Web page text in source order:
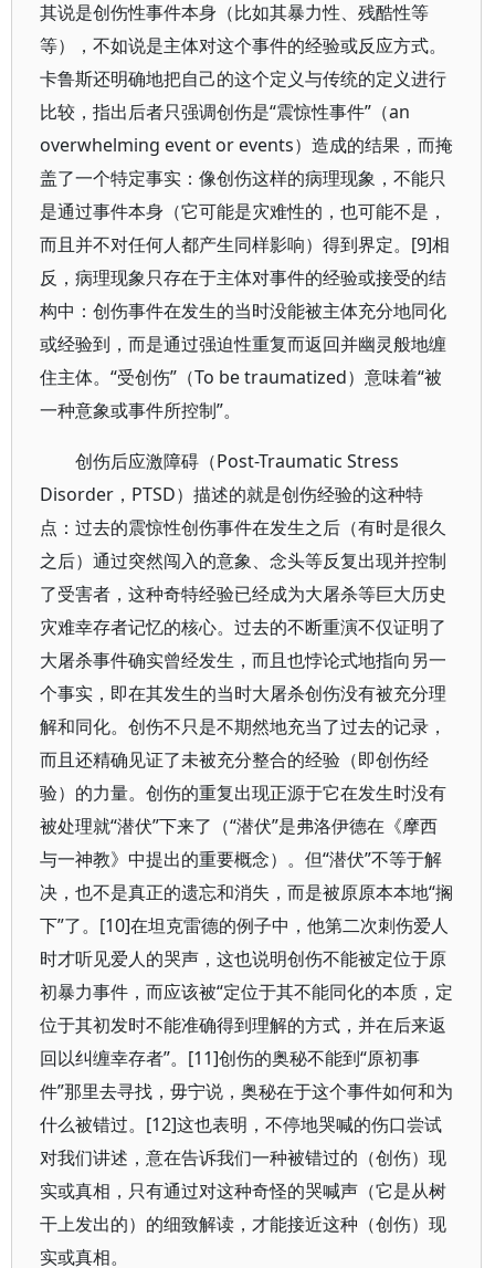
其说是创伤性事件本身（比如其暴力性、残酷性等
等），不如说是主体对这个事件的经验或反应方式。
卡鲁斯还明确地把自己的这个定义与传统的定义进行
比较，指出后者只强调创伤是“震惊性事件”（an
overwhelming event or events）造成的结果，而掩
盖了一个特定事实：像创伤这样的病理现象，不能只
是通过事件本身（它可能是灾难性的，也可能不是，
而且并不对任何人都产生同样影响）得到界定。[9]相
反，病理现象只存在于主体对事件的经验或接受的结
构中：创伤事件在发生的当时没能被主体充分地同化
或经验到，而是通过强迫性重复而返回并幽灵般地缠
住主体。“受创伤”（To be traumatized）意味着“被
一种意象或事件所控制”。
创伤后应激障碍（Post-Traumatic Stress
Disorder，PTSD）描述的就是创伤经验的这种特
点：过去的震惊性创伤事件在发生之后（有时是很久
之后）通过突然闯入的意象、念头等反复出现并控制
了受害者，这种奇特经验已经成为大屠杀等巨大历史
灾难幸存者记忆的核心。过去的不断重演不仅证明了
大屠杀事件确实曾经发生，而且也悖论式地指向另一
个事实，即在其发生的当时大屠杀创伤没有被充分理
解和同化。创伤不只是不期然地充当了过去的记录，
而且还精确见证了未被充分整合的经验（即创伤经
验）的力量。创伤的重复出现正源于它在发生时没有
被处理就“潜伏”下来了（“潜伏”是弗洛伊德在《摩西
与一神教》中提出的重要概念）。但“潜伏”不等于解
决，也不是真正的遗忘和消失，而是被原原本本地“搁
下”了。[10]在坦克雷德的例子中，他第二次刺伤爱人
时才听见爱人的哭声，这也说明创伤不能被定位于原
初暴力事件，而应该被“定位于其不能同化的本质，定
位于其初发时不能准确得到理解的方式，并在后来返
回以纠缠幸存者”。[11]创伤的奥秘不能到“原初事
件”那里去寻找，毋宁说，奥秘在于这个事件如何和为
什么被错过。[12]这也表明，不停地哭喊的伤口尝试
对我们讲述，意在告诉我们一种被错过的（创伤）现
实或真相，只有通过对这种奇怪的哭喊声（它是从树
干上发出的）的细致解读，才能接近这种（创伤）现
实或真相。